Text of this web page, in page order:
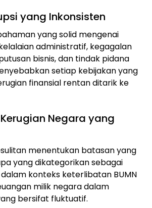
yang Inkonsisten
yang solid mengenai
administratif, kegagalan
bisnis, dan tindak pidana
setiap kebijakan yang
finansial rentan ditarik ke
Negara yang
menentukan batasan yang
yang dikategorikan sebagai
konteks keterlibatan BUMN
milik negara dalam
bersifat fluktuatif.